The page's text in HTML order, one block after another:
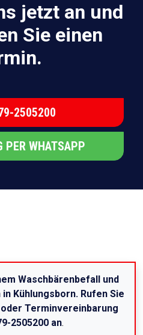
jetzt an und
Sie einen
2505200
PER WHATSAPP
Waschbärenbefall und
Kühlungsborn. Rufen Sie
Terminvereinbarung
2505200 an.